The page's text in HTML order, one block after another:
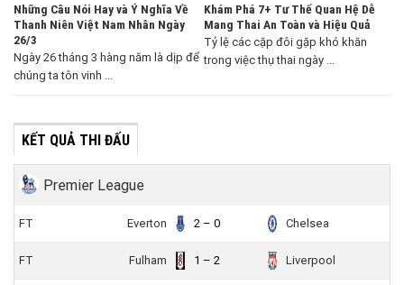
Những Câu Nói Hay và Ý Nghĩa Về
Thanh Niên Việt Nam Nhân Ngày
26/3
Ngày 26 tháng 3 hàng năm là dịp để
chúng ta tôn vinh ...
Khám Phá 7+ Tư Thế Quan Hệ Dễ
Mang Thai An Toàn và Hiệu Quả
Tỷ lệ các cặp đôi gặp khó khăn
trong việc thụ thai ngày ...
KẾT QUẢ THI ĐẤU
Premier League
FT Everton 2 – 0 Chelsea
FT Fulham 1 – 2 Liverpool